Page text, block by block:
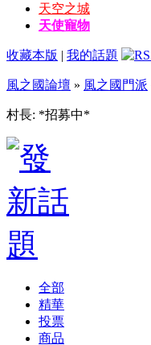
天空之城
天使寵物
收藏本版 | 我的話題
風之國論壇 » 風之國門派
村長: *招募中*
全部
精華
投票
商品